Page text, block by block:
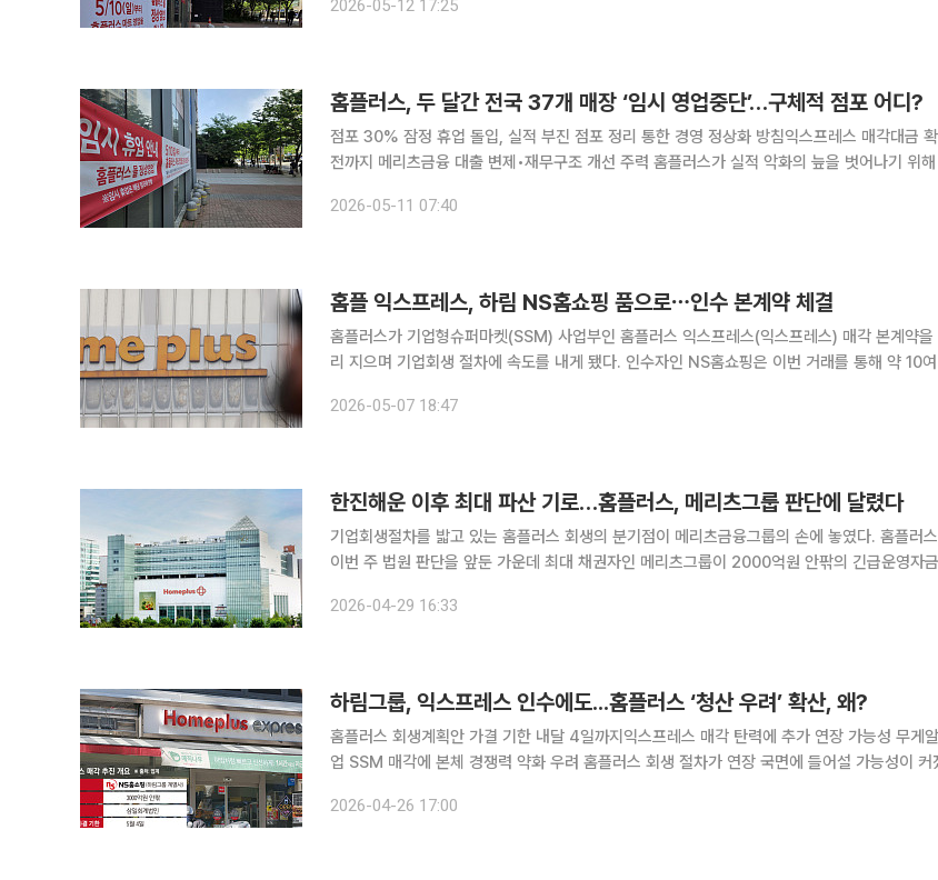
있다. 정치권과 노동계는 최대주주인 MBK파트너스의 추가 지원과 회생 대
2026-05-12 17:25
홈플러스, 두 달간 전국 37개 매장 ‘임시 영업중단’…구체적 점포 어디?
점포 30% 잠정 휴업 돌입, 실적 부진 점포 정리 통한 경영 정상화 방침익스프레스 매각대금
전까지 메리츠금융 대출 변제•재무구조 개선 주력 홈플러스가 실적 악화의 늪을 벗어나기 위해 전국
홈플러스는 10일부터 7월 3일까지 약 두 달간 경영 정
2026-05-11 07:40
홈플 익스프레스, 하림 NS홈쇼핑 품으로⋯인수 본계약 체결
홈플러스가 기업형슈퍼마켓(SSM) 사업부인 홈플러스 익스프레스(익스프레스) 매각 본계약을
리 지으며 기업회생 절차에 속도를 내게 됐다. 인수자인 NS홈쇼핑은 이번 거래를 통해 약 10
2026-05-07 18:47
한진해운 이후 최대 파산 기로…홈플러스, 메리츠그룹 판단에 달렸다
기업회생절차를 밟고 있는 홈플러스 회생의 분기점이 메리츠금융그룹의 손에 놓였다. 홈플러
이번 주 법원 판단을 앞둔 가운데 최대 채권자인 메리츠그룹이 2000억원 안팎의 긴급운영자
경우 국내 자본시장 사상 한진해운 이후 최대 규모의 기업 파산 사례로
2026-04-29 16:33
하림그룹, 익스프레스 인수에도...홈플러스 ‘청산 우려’ 확산, 왜?
홈플러스 회생계획안 가결 기한 내달 4일까지익스프레스 매각 탄력에 추가 연장 가능성 무게
업 SSM 매각에 본체 경쟁력 약화 우려 홈플러스 회생 절차가 연장 국면에 들어설 가능성이 커졌다.
계획안 가결 기한을 추가로 늘리는 방안에 무게가 실리고 있다.
2026-04-26 17:00